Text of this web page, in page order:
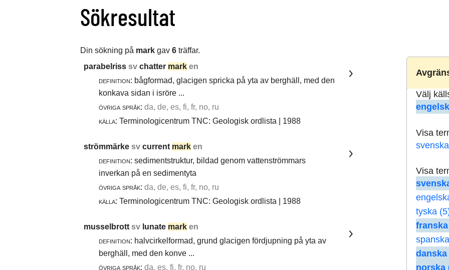
Sökresultat
Din sökning på mark gav 6 träffar.
Välj
Visa
Visa
tyska
franska
danska
norska
parabelriss sv chatter mark en
definition: bågformad, glacigen spricka på yta av berghäll, med den
konkava sidan i isröre ...
övriga språk: da, de, es, fi, fr, no, ru
källa: Terminologicentrum TNC: Geologisk ordlista | 1988
strömmärke sv current mark en
definition: sedimentstruktur, bildad genom vattenströmmars
inverkan på en sedimentyta
övriga språk: da, de, es, fi, fr, no, ru
källa: Terminologicentrum TNC: Geologisk ordlista | 1988
musselbrott sv lunate mark en
definition: halvcirkelformad, grund glacigen fördjupning på yta av
berghäll, med den konve ...
övriga språk: da, es, fi, fr, no, ru